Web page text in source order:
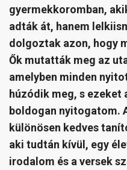
gyermekkoromban,
adták át, hanem
dolgoztak azon, hogy
Ők mutatták meg az
amelyben minden
húzódik meg, s ezeket
boldogan nyitogatom.
különösen kedves
aki tudtán kívül, egy
irodalom és a versek